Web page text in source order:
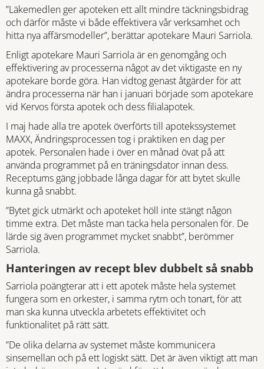
”Läkemedlen ger apoteken ett allt mindre täckningsbidrag
och därför måste vi både effektivera vår verksamhet och
hitta nya affärsmodeller”, berättar apotekare Mauri Sarriola.
Enligt apotekare Mauri Sarriola är en genomgång och
effektivering av processerna något av det viktigaste en ny
apotekare borde göra. Han vidtog genast åtgärder för att
ändra processerna när han i januari började som apotekare
vid Kervos första apotek och dess filialapotek.
I maj hade alla tre apotek överförts till apotekssystemet
MAXX, Ändringsprocessen tog i praktiken en dag per
apotek. Personalen hade i över en månad övat på att
använda programmet på en träningsdator innan dess.
Receptums gäng jobbade långa dagar för att bytet skulle
kunna gå snabbt.
”Bytet gick utmärkt och apoteket höll inte stängt någon
timme extra. Det måste man tacka hela personalen för. De
lärde sig även programmet mycket snabbt”, berömmer
Sarriola.
Hanteringen av recept blev dubbelt så snabb
Sarriola poängterar att i ett apotek måste hela systemet
fungera som en orkester, i samma rytm och tonart, för att
man ska kunna utveckla arbetets effektivitet och
funktionalitet på rätt sätt.
”De olika delarna av systemet måste kommunicera
sinsemellan och på ett logiskt sätt. Det är även viktigt att man